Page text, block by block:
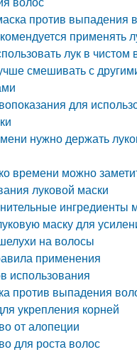
против выпадения
применять
лук в чистом
смешивать с
для
нужно держать
времени можно
луковой маски
ингредиенты
маску для
на волосы
применения
использования
против выпадения
укрепления корней
от алопеции
для роста волос